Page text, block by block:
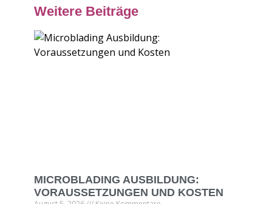
Weitere Beiträge
MICROBLADING AUSBILDUNG:
VORAUSSETZUNGEN UND KOSTEN